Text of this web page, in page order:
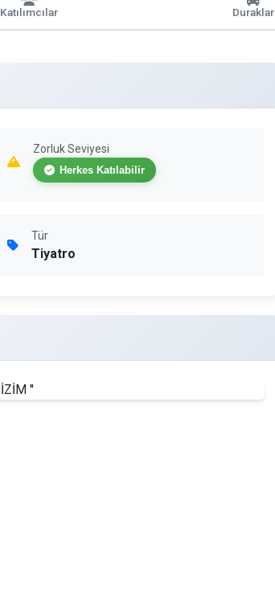
Katılımcılar Duraklar
Zorluk Seviyesi
Herkes Katılabilir
Tür
Tiyatro